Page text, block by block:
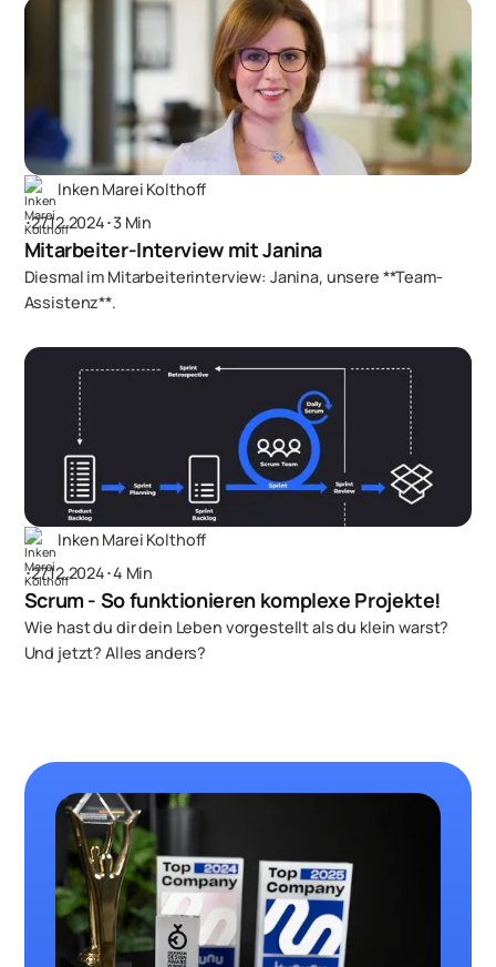
Inken Marei Kolthoff
･27.12.2024･3 Min
Mitarbeiter-Interview mit Janina
Diesmal im Mitarbeiterinterview: Janina, unsere **Team-
Assistenz**.
Inken Marei Kolthoff
･27.12.2024･4 Min
Scrum - So funktionieren komplexe Projekte!
Wie hast du dir dein Leben vorgestellt als du klein warst?
Und jetzt? Alles anders?